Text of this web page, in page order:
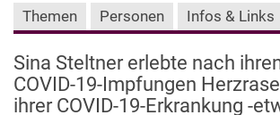
Themen Personen Infos & Links
Sina Steltner erlebte nach
COVID-19-Impfungen
ihrer COVID-19-Erkrankung -